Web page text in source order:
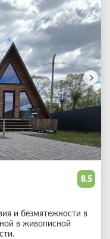
8.5
и безмятежности в
в живописной